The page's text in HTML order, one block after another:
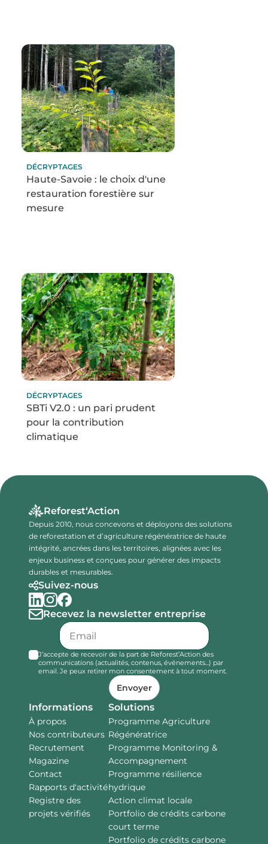
DÉCRYPTAGES
Haute-Savoie : le choix d'une
restauration forestière sur
mesure
DÉCRYPTAGES
SBTi V2.0 : un pari prudent
pour la contribution
climatique
Reforest‘Action
Depuis 2010, nous concevons et déployons des solutions
de reforestation et d’agriculture régénératrice de haute
intégrité, ancrées dans les territoires, alignées avec les
enjeux business et conçues pour générer des impacts
durables et mesurables.
Suivez-nous
Recevez la newsletter entreprise
J’accepte de recevoir de la part de Reforest’Action des
communications (actualités, contenus, événements...) par
email. Je peux retirer mon consentement à tout moment.
Envoyer
Informations
À propos
Nos contributeurs
Recrutement
Magazine
Contact
Rapports d'activité
Registre des
projets vérifiés
Solutions
Programme Agriculture
Régénératrice
Programme Monitoring &
Accompagnement
Programme résilience
hydrique
Action climat locale
Portfolio de crédits carbone
court terme
Portfolio de crédits carbone